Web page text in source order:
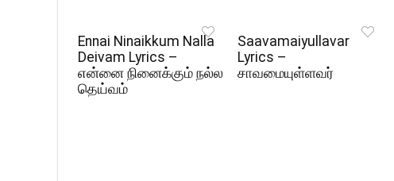
Ennai Ninaikkum Nalla
Deivam Lyrics –
என்னை நினைக்கும் நல்ல
தெய்வம்
Saavamaiyullavar
Lyrics –
சாவமையுள்ளவர்